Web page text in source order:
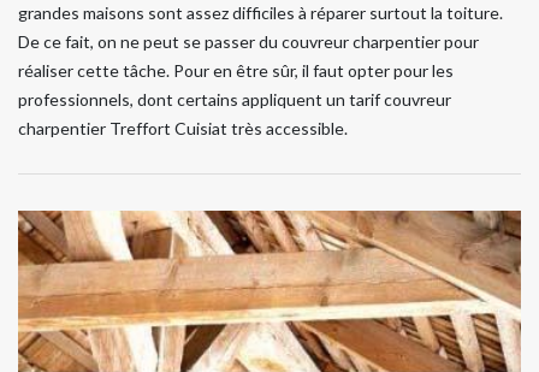
grandes maisons sont assez difficiles à réparer surtout la toiture.
De ce fait, on ne peut se passer du couvreur charpentier pour
réaliser cette tâche. Pour en être sûr, il faut opter pour les
professionnels, dont certains appliquent un tarif couvreur
charpentier Treffort Cuisiat très accessible.